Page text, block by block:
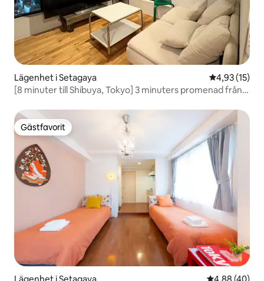
Lägenhet i Setagaya 4,93 av 5 i
4,93 (15)
[8 minuter till Shibuya, Tokyo] 3 minuters promenad från
Gratis höghastighets-Wi-Fi TV
Gästfavorit
Gästfavorit